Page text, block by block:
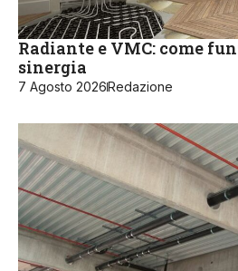
Radiante e VMC: come
sinergia
7 Agosto 2026Redazione